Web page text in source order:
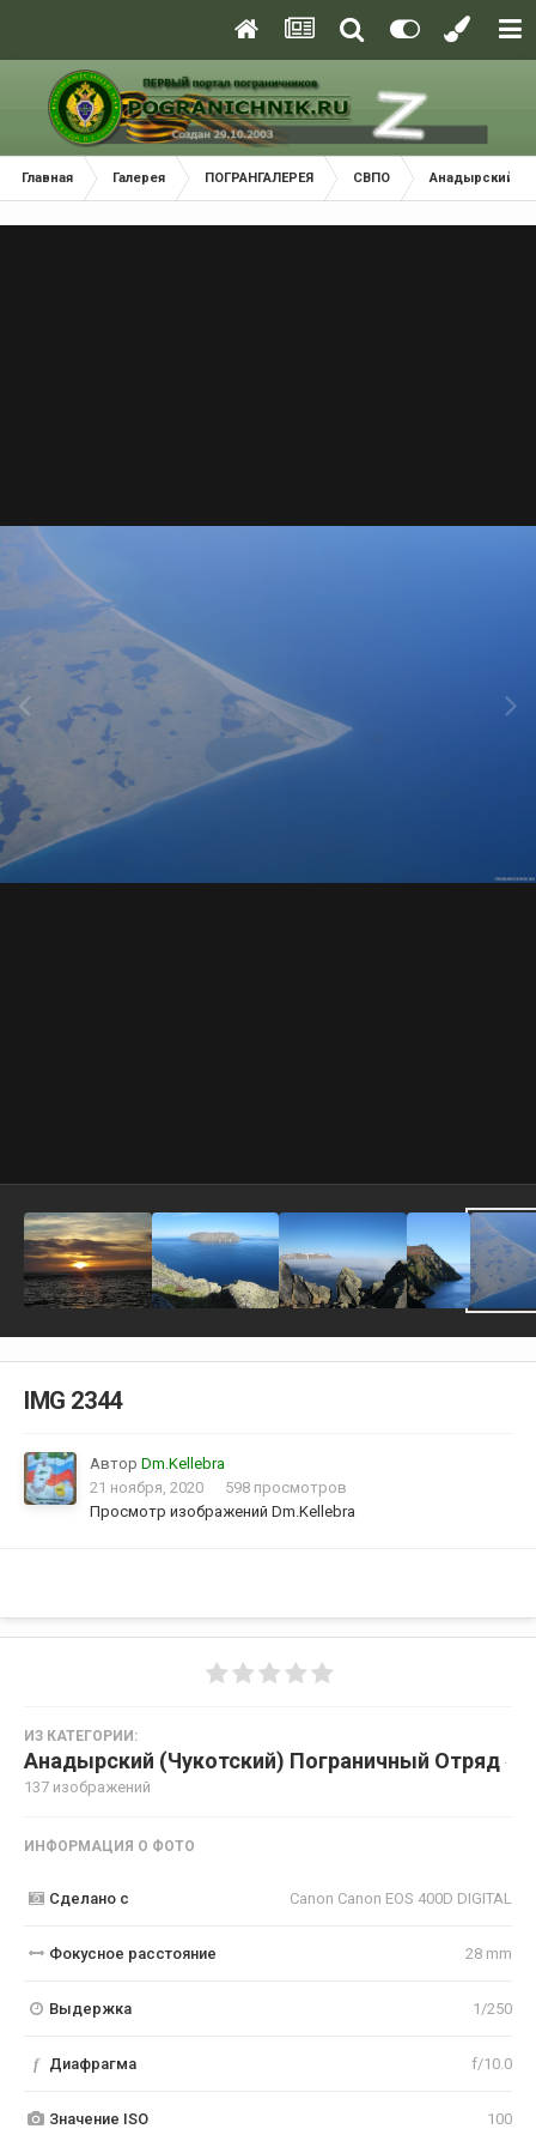
Главная Галерея ПОГРАНГАЛЕРЕЯ СВПО Анадырский
IMG 2344
Автор Dm.Kellebra
21 ноября, 2020
598 просмотров
Просмотр изображений Dm.Kellebra
ИЗ КАТЕГОРИИ:
Анадырский (Чукотский) Пограничный Отряд ·
137 изображений
ИНФОРМАЦИЯ О ФОТО
Сделано с Canon Canon EOS 400D DIGITAL
Фокусное расстояние 28 mm
Выдержка 1/250
f Диафрагма f/10.0
Значение ISO 100